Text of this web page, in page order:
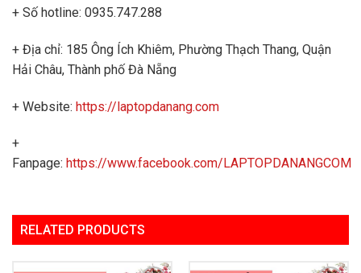
+ Số hotline: 0935.747.288
+ Địa chỉ: 185 Ông Ích Khiêm, Phường Thạch Thang, Quận
Hải Châu, Thành phố Đà Nẵng
+ Website: https://laptopdanang.com
+
Fanpage: https://www.facebook.com/LAPTOPDANANGCOM
RELATED PRODUCTS